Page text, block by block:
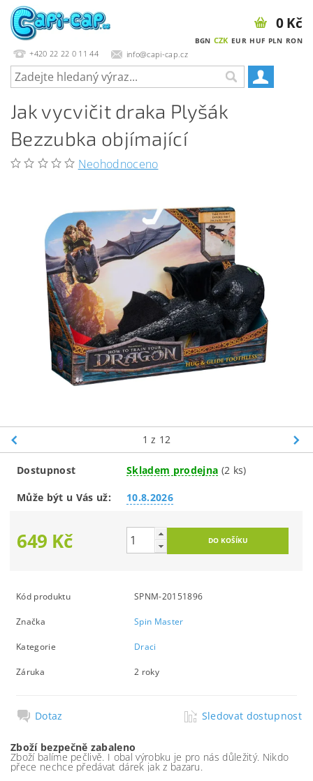
+420 22 22 0 11 44 info@capi-cap.cz
BGN CZK EUR HUF PLN RON
0 Kč
Jak vycvičit draka Plyšák
Bezzubka objímající
Neohodnoceno
1 z 12
Dostupnost Skladem prodejna (2 ks)
Může být u Vás už: 10.8.2026
649 Kč
Kód produktu SPNM-20151896
Značka Spin Master
Kategorie Draci
Záruka 2 roky
Dotaz Sledovat dostupnost
Zboží bezpečně zabaleno
Zboží balíme pečlivě. I obal výrobku je pro nás důležitý. Nikdo
přece nechce předávat dárek jak z bazaru.